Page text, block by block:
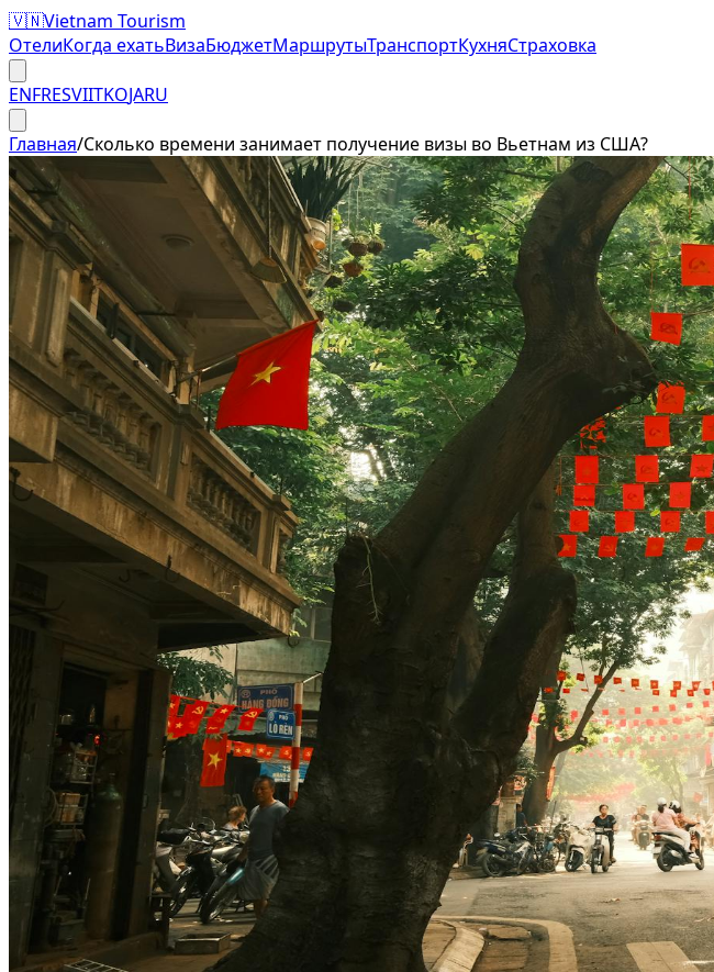
🇻🇳Vietnam Tourism
ОтелиКогда ехатьВизаБюджетМаршрутыТранспортКухняСтраховка
ENFRESVIITKOJARU
Главная/Сколько времени занимает получение визы во Вьетнам из США?